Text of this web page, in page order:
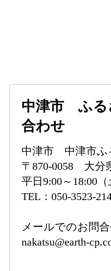
中津市 ふる
合わせ
中津市 中津市ふ
〒870-0058 大分
平日9:00～18:00
TEL：050-3523-
メールでのお問
nakatsu@earth-